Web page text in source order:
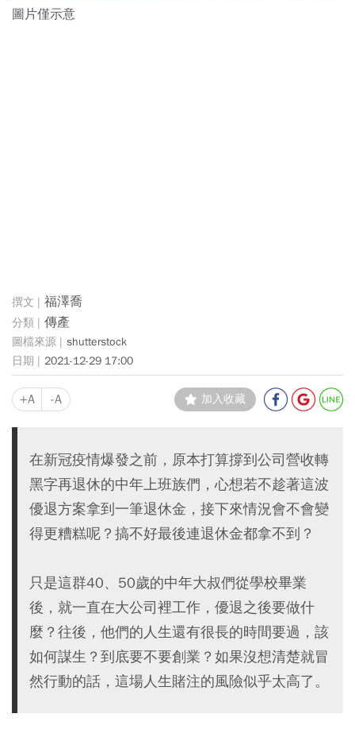
圖片僅示意
福澤喬
傳產
shutterstock
2021-12-29 17:00
+A -A 加入收藏
在新冠疫情爆發之前，原本打算撐到公司營收轉
黑字再退休的中年上班族們，心想若不趁著這波
優退方案拿到一筆退休金，接下來情況會不會變
得更糟糕呢？搞不好最後連退休金都拿不到？
只是這群40、50歲的中年大叔們從學校畢業
後，就一直在大公司裡工作，優退之後要做什
麼？往後，他們的人生還有很長的時間要過，該
如何謀生？到底要不要創業？如果沒想清楚就冒
然行動的話，這場人生賭注的風險似乎太高了。